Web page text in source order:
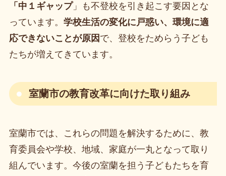
「中１ギャップ」も不登校を引き起こす要因とな
っています。 学校生活の変化に戸惑い、環境に適
応できないことが原因 で、登校をためらう子ども
たちが増えてきています。
室蘭市の教育改革に向けた取り組み
室蘭市では、これらの問題を解決するために、教
育委員会や学校、地域、家庭が一丸となって取り
組んでいます。今後の室蘭を担う子どもたちを育